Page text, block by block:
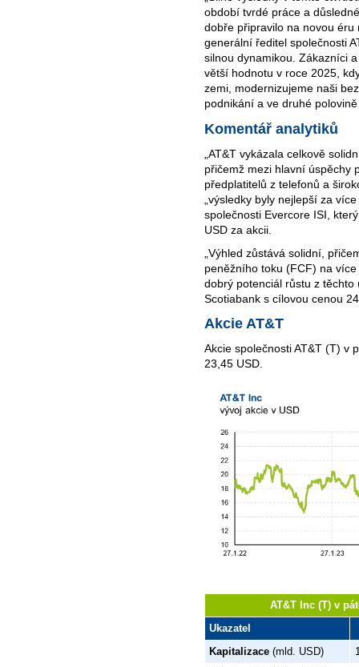
období tvrdé práce a
dobře připravilo na novou éru
generální ředitel společnosti
silnou dynamikou. Zákazníci
větší hodnotu v roce 2025,
zemi, modernizujeme naši
podnikání a ve druhé
Komentář analytiků
„AT&T vykázala celkově
přičemž mezi hlavní úspěchy
předplatitelů z telefonů a
„výsledky byly nejlepší za
společnosti Evercore ISI,
USD za akcii.
„Výhled zůstává solidní,
peněžního toku (FCF) na
dobrý potenciál růstu z těchto
Scotiabank s cílovou cenou
Akcie AT&T
Akcie společnosti AT&T (T) v
23,45 USD.
AT&T Inc (T) v
Ukazatel
Kapitalizace (mld. USD)